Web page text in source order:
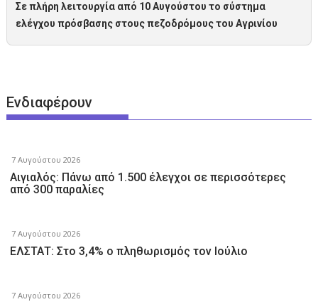
Σε πλήρη λειτουργία από 10 Αυγούστου το σύστημα
ελέγχου πρόσβασης στους πεζοδρόμους του Αγρινίου
Ενδιαφέρουν
7 Αυγούστου 2026
Αιγιαλός: Πάνω από 1.500 έλεγχοι σε περισσότερες
από 300 παραλίες
7 Αυγούστου 2026
ΕΛΣΤΑΤ: Στο 3,4% ο πληθωρισμός τον Ιούλιο
7 Αυγούστου 2026